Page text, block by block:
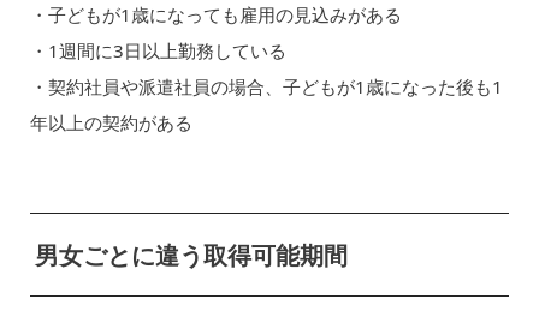
・子どもが1歳になっても雇用の見込みがある
・1週間に3日以上勤務している
・契約社員や派遣社員の場合、子どもが1歳になった後も1
年以上の契約がある
男女ごとに違う取得可能期間